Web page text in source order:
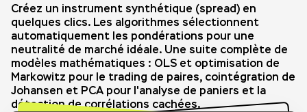
Créez un instrument synthétique (spread) en
quelques clics. Les algorithmes sélectionnent
automatiquement les pondérations pour une
neutralité de marché idéale. Une suite complète de
modèles mathématiques : OLS et optimisation de
Markowitz pour le trading de paires, cointégration de
Johansen et PCA pour l'analyse de paniers et la
détection de corrélations cachées.